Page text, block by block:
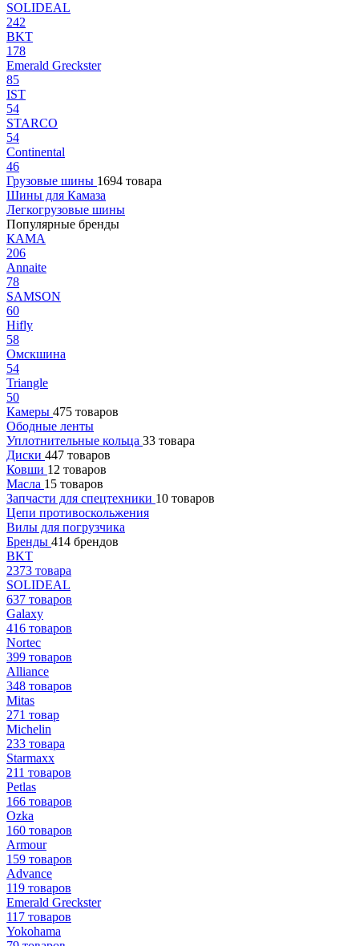
SOLIDEAL
242
BKT
178
Emerald Greckster
85
IST
54
STARCO
54
Continental
46
Грузовые шины 1694 товара
Шины для Камаза
Легкогрузовые шины
Популярные бренды
КАМА
206
Annaite
78
SAMSON
60
Hifly
58
Омскшина
54
Triangle
50
Камеры 475 товаров
Ободные ленты
Уплотнительные кольца 33 товара
Диски 447 товаров
Ковши 12 товаров
Масла 15 товаров
Запчасти для спецтехники 10 товаров
Цепи противоскольжения
Вилы для погрузчика
Бренды 414 брендов
BKT
2373 товара
SOLIDEAL
637 товаров
Galaxy
416 товаров
Nortec
399 товаров
Alliance
348 товаров
Mitas
271 товар
Michelin
233 товара
Starmaxx
211 товаров
Petlas
166 товаров
Ozka
160 товаров
Armour
159 товаров
Advance
119 товаров
Emerald Greckster
117 товаров
Yokohama